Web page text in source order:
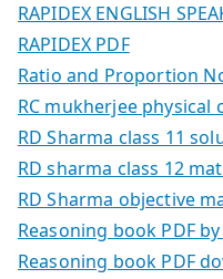
RAPIDEX ENGLISH
RAPIDEX PDF
Ratio and Proportion
RC mukherjee physical
RD Sharma class 11
RD sharma class 12
RD Sharma objective
Reasoning book PDF
Reasoning book PDF